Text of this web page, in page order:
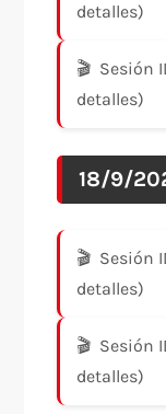
detalles)
Sesión
detalles)
18/9/
Sesión
detalles)
Sesión
detalles)